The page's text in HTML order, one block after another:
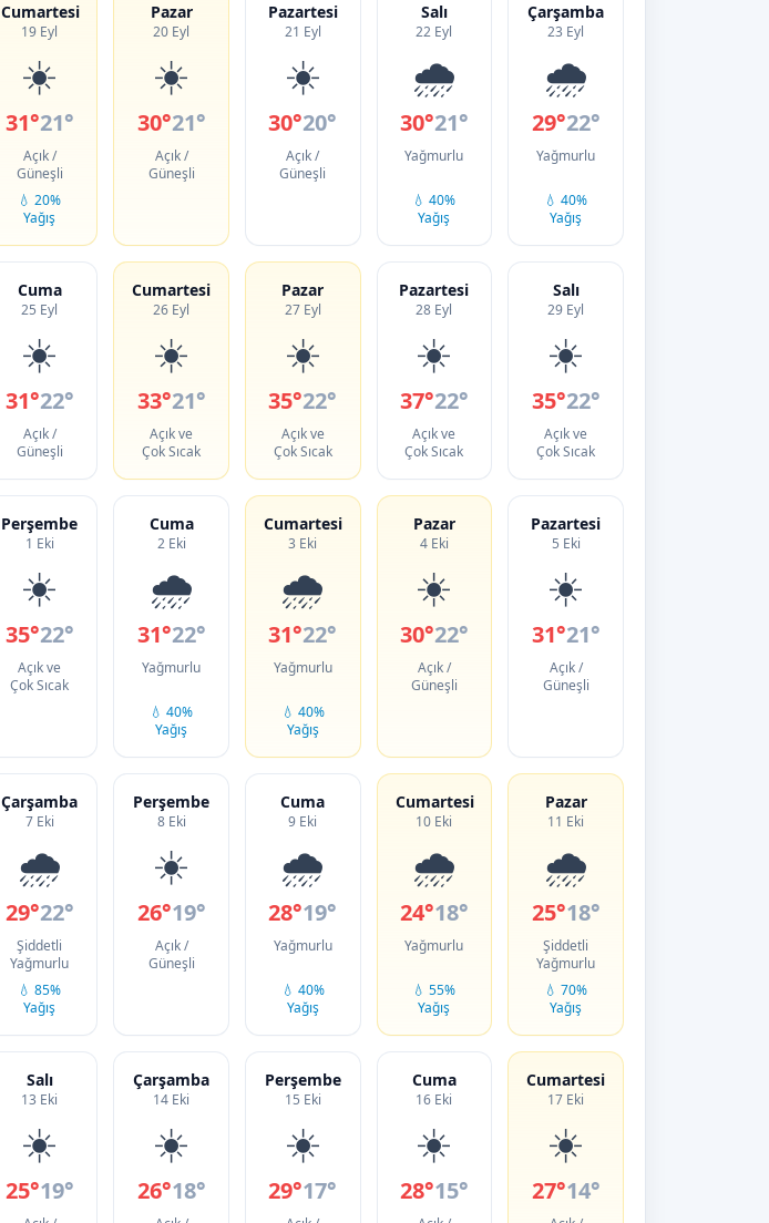
Cumartesi
19 Eyl
☀️
31°21°
Açık /
Güneşli
💧 20%
Yağış
Pazar
20 Eyl
☀️
30°21°
Açık /
Güneşli
Pazartesi
21 Eyl
☀️
30°20°
Açık /
Güneşli
Salı
22 Eyl
🌧️
30°21°
Yağmurlu
💧 40%
Yağış
Çarşamba
23 Eyl
🌧️
29°22°
Yağmurlu
💧 40%
Yağış
Cuma
25 Eyl
☀️
31°22°
Açık /
Güneşli
Cumartesi
26 Eyl
☀️
33°21°
Açık ve
Çok Sıcak
Pazar
27 Eyl
☀️
35°22°
Açık ve
Çok Sıcak
Pazartesi
28 Eyl
☀️
37°22°
Açık ve
Çok Sıcak
Salı
29 Eyl
☀️
35°22°
Açık ve
Çok Sıcak
Perşembe
1 Eki
☀️
35°22°
Açık ve
Çok Sıcak
Cuma
2 Eki
🌧️
31°22°
Yağmurlu
💧 40%
Yağış
Cumartesi
3 Eki
🌧️
31°22°
Yağmurlu
💧 40%
Yağış
Pazar
4 Eki
☀️
30°22°
Açık /
Güneşli
Pazartesi
5 Eki
☀️
31°21°
Açık /
Güneşli
Çarşamba
7 Eki
🌧️
29°22°
Şiddetli
Yağmurlu
💧 85%
Yağış
Perşembe
8 Eki
☀️
26°19°
Açık /
Güneşli
Cuma
9 Eki
🌧️
28°19°
Yağmurlu
💧 40%
Yağış
Cumartesi
10 Eki
🌧️
24°18°
Yağmurlu
💧 55%
Yağış
Pazar
11 Eki
🌧️
25°18°
Şiddetli
Yağmurlu
💧 70%
Yağış
Salı
13 Eki
☀️
25°19°
Çarşamba
14 Eki
☀️
26°18°
Perşembe
15 Eki
☀️
29°17°
Cuma
16 Eki
☀️
28°15°
Cumartesi
17 Eki
☀️
27°14°